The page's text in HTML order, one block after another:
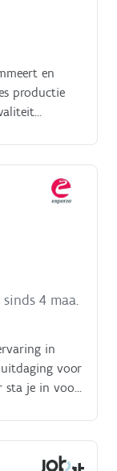
en
productie
4 maa.
in
voor
sta je in voor
van stukken
de